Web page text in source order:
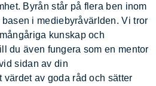
Byrån står på flera ben inom
i mediebyråvärlden. Vi tror
kunskap och
du även fungera som en mentor
sidan av din
av goda råd och sätter